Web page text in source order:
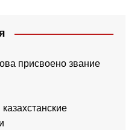
присвоено звание